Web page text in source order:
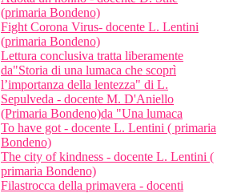
(primaria Bondeno)
Fight Corona Virus- docente L. Lentini
(primaria Bondeno)
Lettura conclusiva tratta liberamente
da"Storia di una lumaca che scoprì
l’importanza della lentezza" di L.
Sepulveda - docente M. D'Aniello
(Primaria Bondeno)da "Una lumaca
To have got - docente L. Lentini ( primaria
Bondeno)
The city of kindness - docente L. Lentini (
primaria Bondeno)
Filastrocca della primavera - docenti